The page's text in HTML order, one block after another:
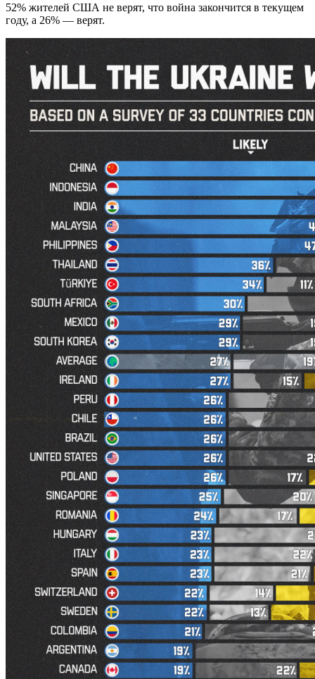
52% жителей США не верят, что война закончится в текущем
году, а 26% — верят.